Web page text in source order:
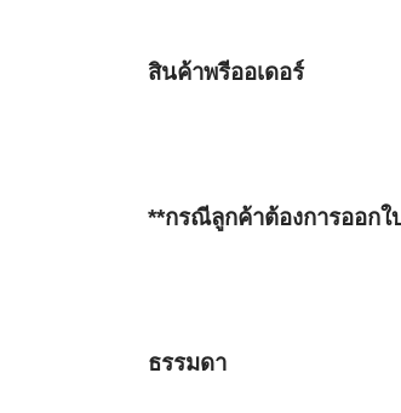
สินค้าพรีออเดอร์
**กรณีลูกค้าต้องการออก
ธรรมดา